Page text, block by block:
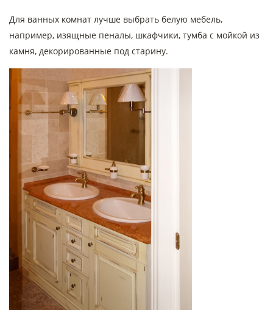
Для ванных комнат лучше выбрать белую мебель,
например, изящные пеналы, шкафчики, тумба с мойкой из
камня, декорированные под старину.